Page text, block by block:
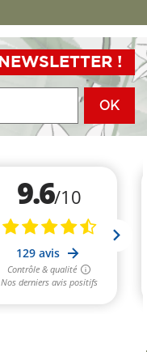
NEWSLETTER !